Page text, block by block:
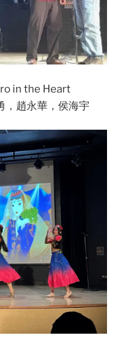
in the Heart
，趙永華，侯海宇